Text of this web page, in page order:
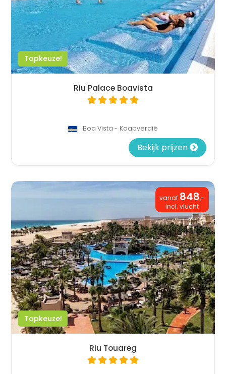
Topkeuze!
Riu Palace Boavista
Boa Vista - Kaapverdië
Bekijk prijzen
vanaf 848,-
incl. vlucht
Topkeuze!
Riu Touareg